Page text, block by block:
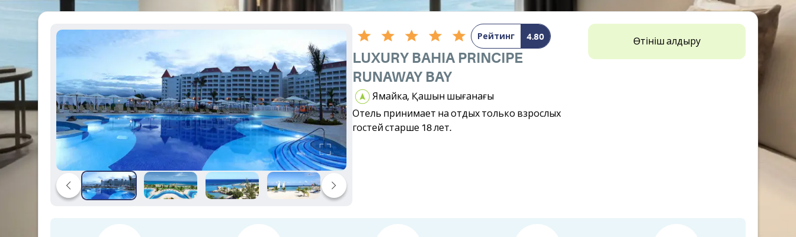
Рейтинг 4.80
LUXURY BAHIA PRINCIPE
RUNAWAY BAY
Ямайка, Қашқын шығанағы
Отель принимает на отдых только взрослых
гостей старше 18 лет.
Өтініш қалдыру